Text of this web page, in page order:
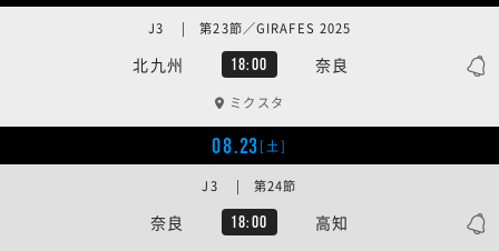
北九州 18:00 奈良
J3 | 第23節／GIRAFES 2025
ミクスタ
08.23[土]
奈良 18:00 高知
J3 | 第24節